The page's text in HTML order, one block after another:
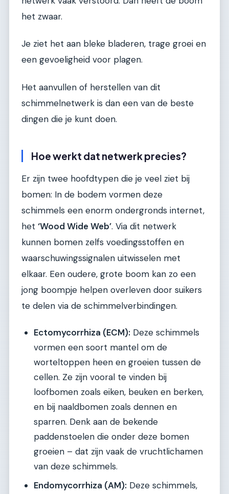
het zwaar.
Je ziet het aan bleke bladeren, trage groei en
een gevoeligheid voor plagen.
Het aanvullen of herstellen van dit
schimmelnetwerk is dan een van de beste
dingen die je kunt doen.
Hoe werkt dat netwerk precies?
Er zijn twee hoofdtypen die je veel ziet bij
bomen: In de bodem vormen deze
schimmels een enorm ondergronds internet,
het ‘Wood Wide Web’. Via dit netwerk
kunnen bomen zelfs voedingsstoffen en
waarschuwingssignalen uitwisselen met
elkaar. Een oudere, grote boom kan zo een
jong boompje helpen overleven door suikers
te delen via de schimmelverbindingen.
Ectomycorrhiza (ECM): Deze schimmels
vormen een soort mantel om de
worteltoppen heen en groeien tussen de
cellen. Ze zijn vooral te vinden bij
loofbomen zoals eiken, beuken en berken,
en bij naaldbomen zoals dennen en
sparren. Denk aan de bekende
paddenstoelen die onder deze bomen
groeien – dat zijn vaak de vruchtlichamen
van deze schimmels.
Endomycorrhiza (AM): Deze schimmels,